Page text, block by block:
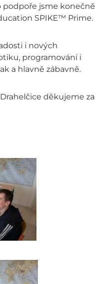
podpoře jsme konečně
SPIKE™ Prime.
i nových
programování i
a hlavně zábavně.
děkujeme za